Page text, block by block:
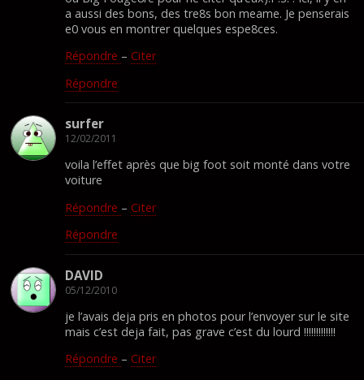
a aussi des bons, des tre8s bon meame. Je penserais
e0 vous en montrer quelques espe8ces.
Répondre – Citer
Répondre
surfer
12/02/2011
voila l’effet après que big foot soit monté dans votre
voiture
Répondre – Citer
Répondre
DAVID
05/12/2010
je l’avais deja pris en photos pour l’envoyer sur le site
mais c’est deja fait, pas grave c’est du lourd !!!!!!!!!!!!!
Répondre – Citer